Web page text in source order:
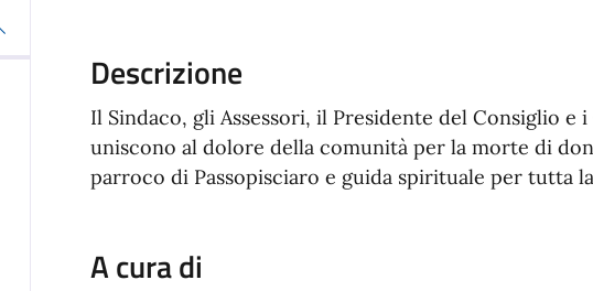
Descrizione
Il Sindaco, gli Assessori, il Presidente del Consiglio e
uniscono al dolore della comunità per la morte di
parroco di Passopisciaro e guida spirituale per tutta
A cura di